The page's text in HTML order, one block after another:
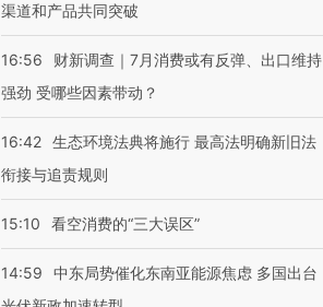
渠道和产品共同突破
16:56
财新调查｜7月消费或有反弹、出口维持
强劲 受哪些因素带动？
16:42 生态环境法典将施行 最高法明确新旧法
衔接与追责规则
15:10 看空消费的“三大误区”
14:59
中东局势催化东南亚能源焦虑 多国出台